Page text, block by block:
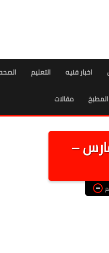
اخبار فنيه التعليم
مقالات
–